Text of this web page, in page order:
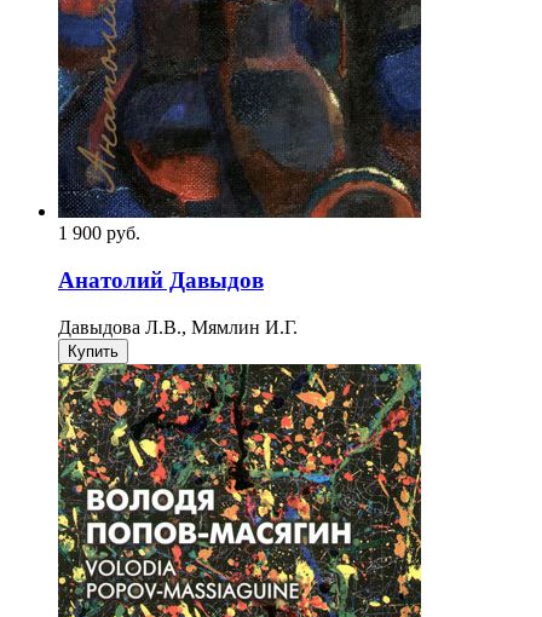
1 900 pуб.
Анатолий Давыдов
Давыдова Л.В., Мямлин И.Г.
Купить